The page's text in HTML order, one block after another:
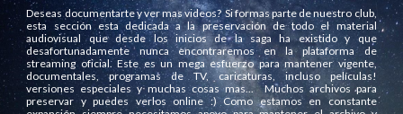
Deseas documentarte y ver mas videos? Si formas parte de nuestro club,
esta sección esta dedicada a la preservación de todo el material
audiovisual que desde los inicios de la saga ha existido y que
desafortunadamente nunca encontraremos en la plataforma de
streaming oficial. Este es un mega esfuerzo para mantener vigente,
documentales, programas de TV, caricaturas, incluso películas!
versiones especiales y muchas cosas mas... Muchos archivos para
preservar y puedes verlos online :) Como estamos en constante